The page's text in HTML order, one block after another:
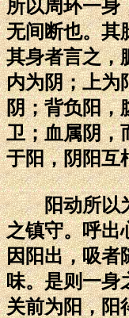
所以周环一身
无间断也。其
其身者言之，
内为阴；上为
阴；背负阳，
卫；血属阴，
于阳，阴阳互
阳动所以为
之镇守。呼出
因阳出，吸者
味。是则一身
关前为阳，阳